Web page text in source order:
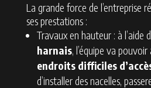
La grande force de l’entreprise
ses prestations :
Travaux en hauteur : à l’aide
harnais, l’équipe va
endroits difficiles
d’installer des nacelles,